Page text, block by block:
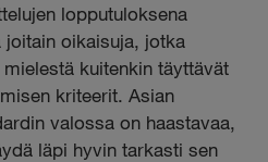
lopputuloksena
oikaisuja, jotka
kuitenkin täyttävät
kriteerit. Asian
valossa on haastavaa,
läpi hyvin tarkasti sen